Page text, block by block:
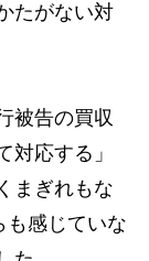
たがない対
被告の買収
対応する」
まぎれもな
も感じていな